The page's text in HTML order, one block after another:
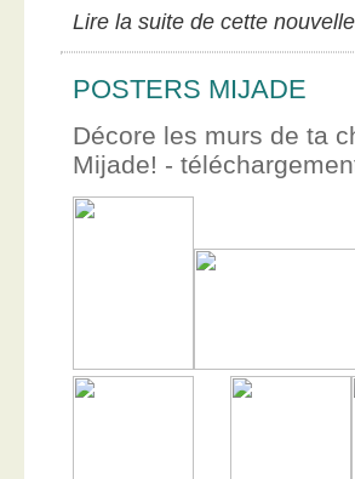
Lire la suite de cette
POSTERS MIJADE
Décore les murs de ta
Mijade! -